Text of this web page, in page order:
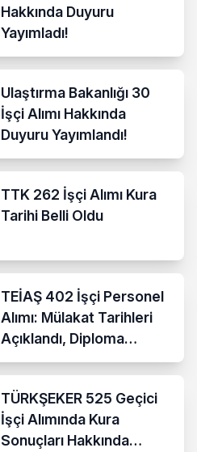
Hakkında Duyuru
Yayımladı!
Ulaştırma Bakanlığı 30
İşçi Alımı Hakkında
Duyuru Yayımlandı!
TTK 262 İşçi Alımı Kura
Tarihi Belli Oldu
TEİAŞ 402 İşçi Personel
Alımı: Mülakat Tarihleri
Açıklandı, Diploma
Kontrolü Tamamlandı
TÜRKŞEKER 525 Geçici
İşçi Alımında Kura
Sonuçları Hakkında